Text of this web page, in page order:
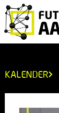
KALENDER